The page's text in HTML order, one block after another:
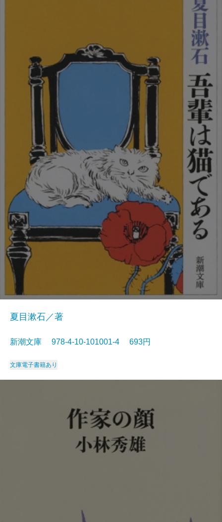
夏目漱石／著
新潮文庫 978-4-10-101001-4 693円
文庫電子書籍あり